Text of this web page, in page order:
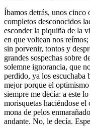
Íbamos detrás, unos cinco
completos desconocidos
esconder la piquiña de la
en que voltean nos
sin porvenir, tontos y
grandes sospechas sobre
solemne ignorancia, que
perdido, ya los escuchaba
mejor porque el
siempre me decía: a este
morisquetas haciéndose
mona de pelos
andante. No, le decía.